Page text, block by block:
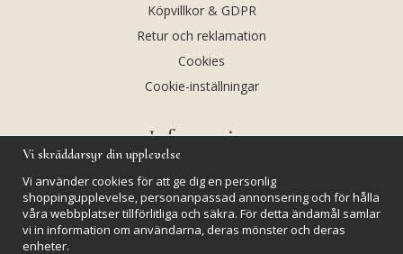
Köpvillkor & GDPR
Retur och reklamation
Cookies
Cookie-inställningar
Information
Kalendarium
Nyheter
Vi skräddarsyr din upplevelse
Vi använder cookies för att ge dig en personlig
shoppingupplevelse, personanpassad annonsering och för hålla
våra webbplatser tillförlitliga och säkra. För detta ändamål samlar
vi in information om användarna, deras mönster och deras
enheter.